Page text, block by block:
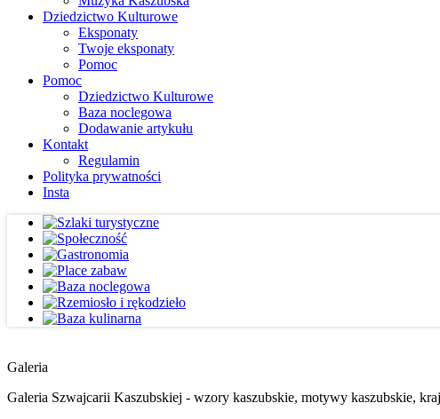
Dziedzictwo Kulturowe
Eksponaty
Twoje eksponaty
Pomoc
Pomoc
Dziedzictwo Kulturowe
Baza noclegowa
Dodawanie artykułu
Kontakt
Regulamin
Polityka prywatności
Insta
Galeria
Galeria Szwajcarii Kaszubskiej - wzory kaszubskie, motywy kaszubskie,